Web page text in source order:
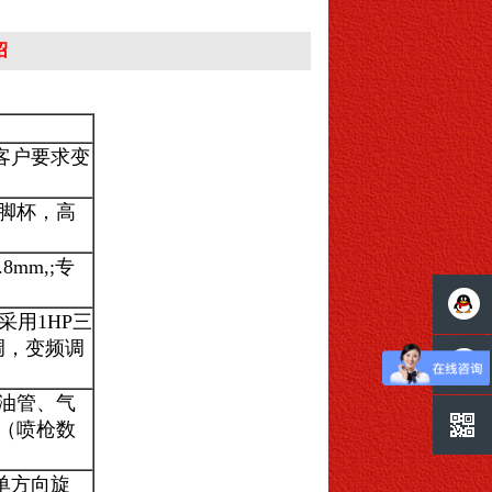
户要求变
杯，高
专
用1HP三
变频调
管、气
喷枪数
方向旋
在线咨
在线咨
询